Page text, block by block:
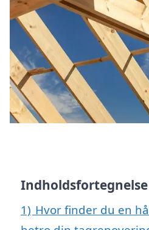
Indholdsfortegnelse
1) Hvor finder du en